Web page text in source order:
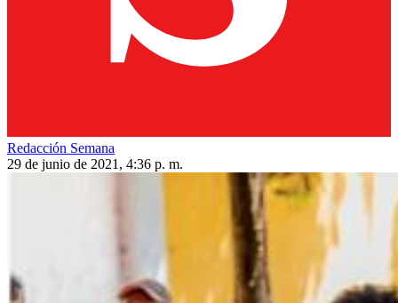
Redacción Semana
29 de junio de 2021, 4:36 p. m.